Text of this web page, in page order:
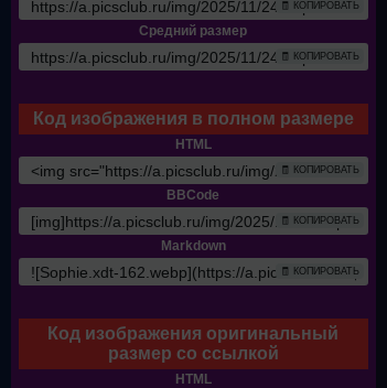
🧾 КОПИРОВАТЬ
Средний размер
🧾 КОПИРОВАТЬ
Код изображения в полном размере
HTML
🧾 КОПИРОВАТЬ
BBCode
🧾 КОПИРОВАТЬ
Markdown
🧾 КОПИРОВАТЬ
Код изображения оригинальный
размер со ссылкой
HTML